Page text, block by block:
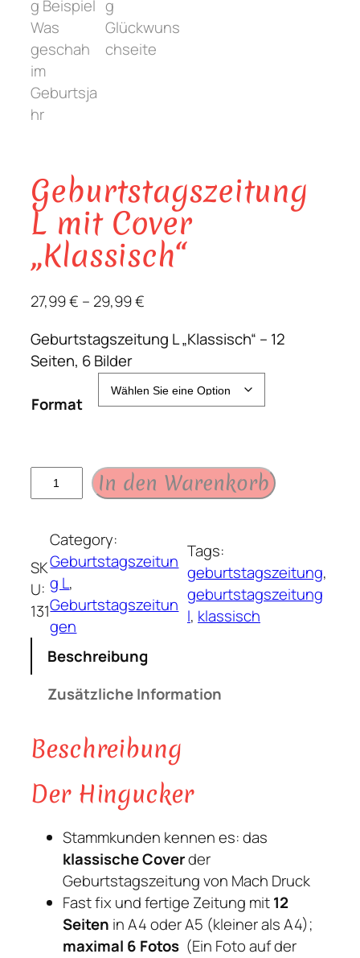
Geburtstagszeitung
L mit Cover
„Klassisch“
27,99€ – 29,99€
Geburtstagszeitung L „Klassisch“ – 12
Seiten, 6 Bilder
Format
e
r
t
s
g
e
i
t
u
In den Warenkorb
SK
U:
131
Category:
Geburtstagszeitun
g L
Geburtstagszeitun
gen
Tags:
geburtstagszeitung
geburtstagszeitung
l, klassisch
Beschreibung
Zusätzliche Information
Beschreibung
Der Hingucker
Stammkunden kennen es: das
klassische Coverder
Geburtstagszeitung von Mach Druck
Fast fix und fertige Zeitung mit12
Seiten in A4 oder A5 (kleiner als A4);
maximal 6 Fotos (Ein Foto auf der